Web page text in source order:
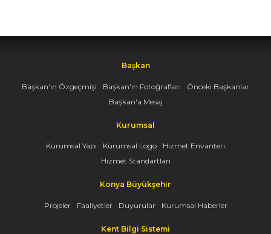
Başkan
Başkan'ın Özgeçmişi Başkan'ın Fotoğrafları
Önceki Başkanlar
Başkan'a Mesaj
Kurumsal
Kurumsal Yapı Kurumsal Logo
Hizmet Envanteri
Hizmet Standartları
Konya Büyükşehir
Projeler Faaliyetler Duyurular Kurumsal Haberler
Kent Bilgi Sistemi